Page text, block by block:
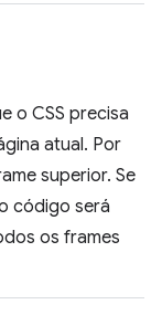
o CSS precisa
atual. Por
superior. Se
código será
os frames